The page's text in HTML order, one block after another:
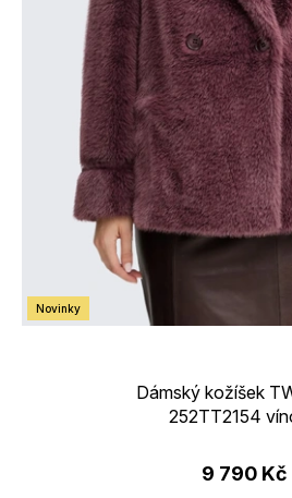
Novinky
Dámský kožíšek
252TT2154
9 790 Kč